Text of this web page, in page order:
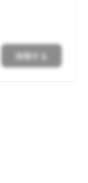
投稿する